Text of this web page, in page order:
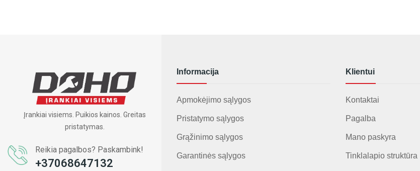
Įrankiai visiems. Puikios kainos. Greitas
pristatymas.
Reikia pagalbos? Paskambink!
+37068647132
Informacija
Apmokėjimo sąlygos
Pristatymo sąlygos
Grąžinimo sąlygos
Garantinės sąlygos
Klientui
Kontaktai
Pagalba
Mano paskyra
Tinklalapio struktūra